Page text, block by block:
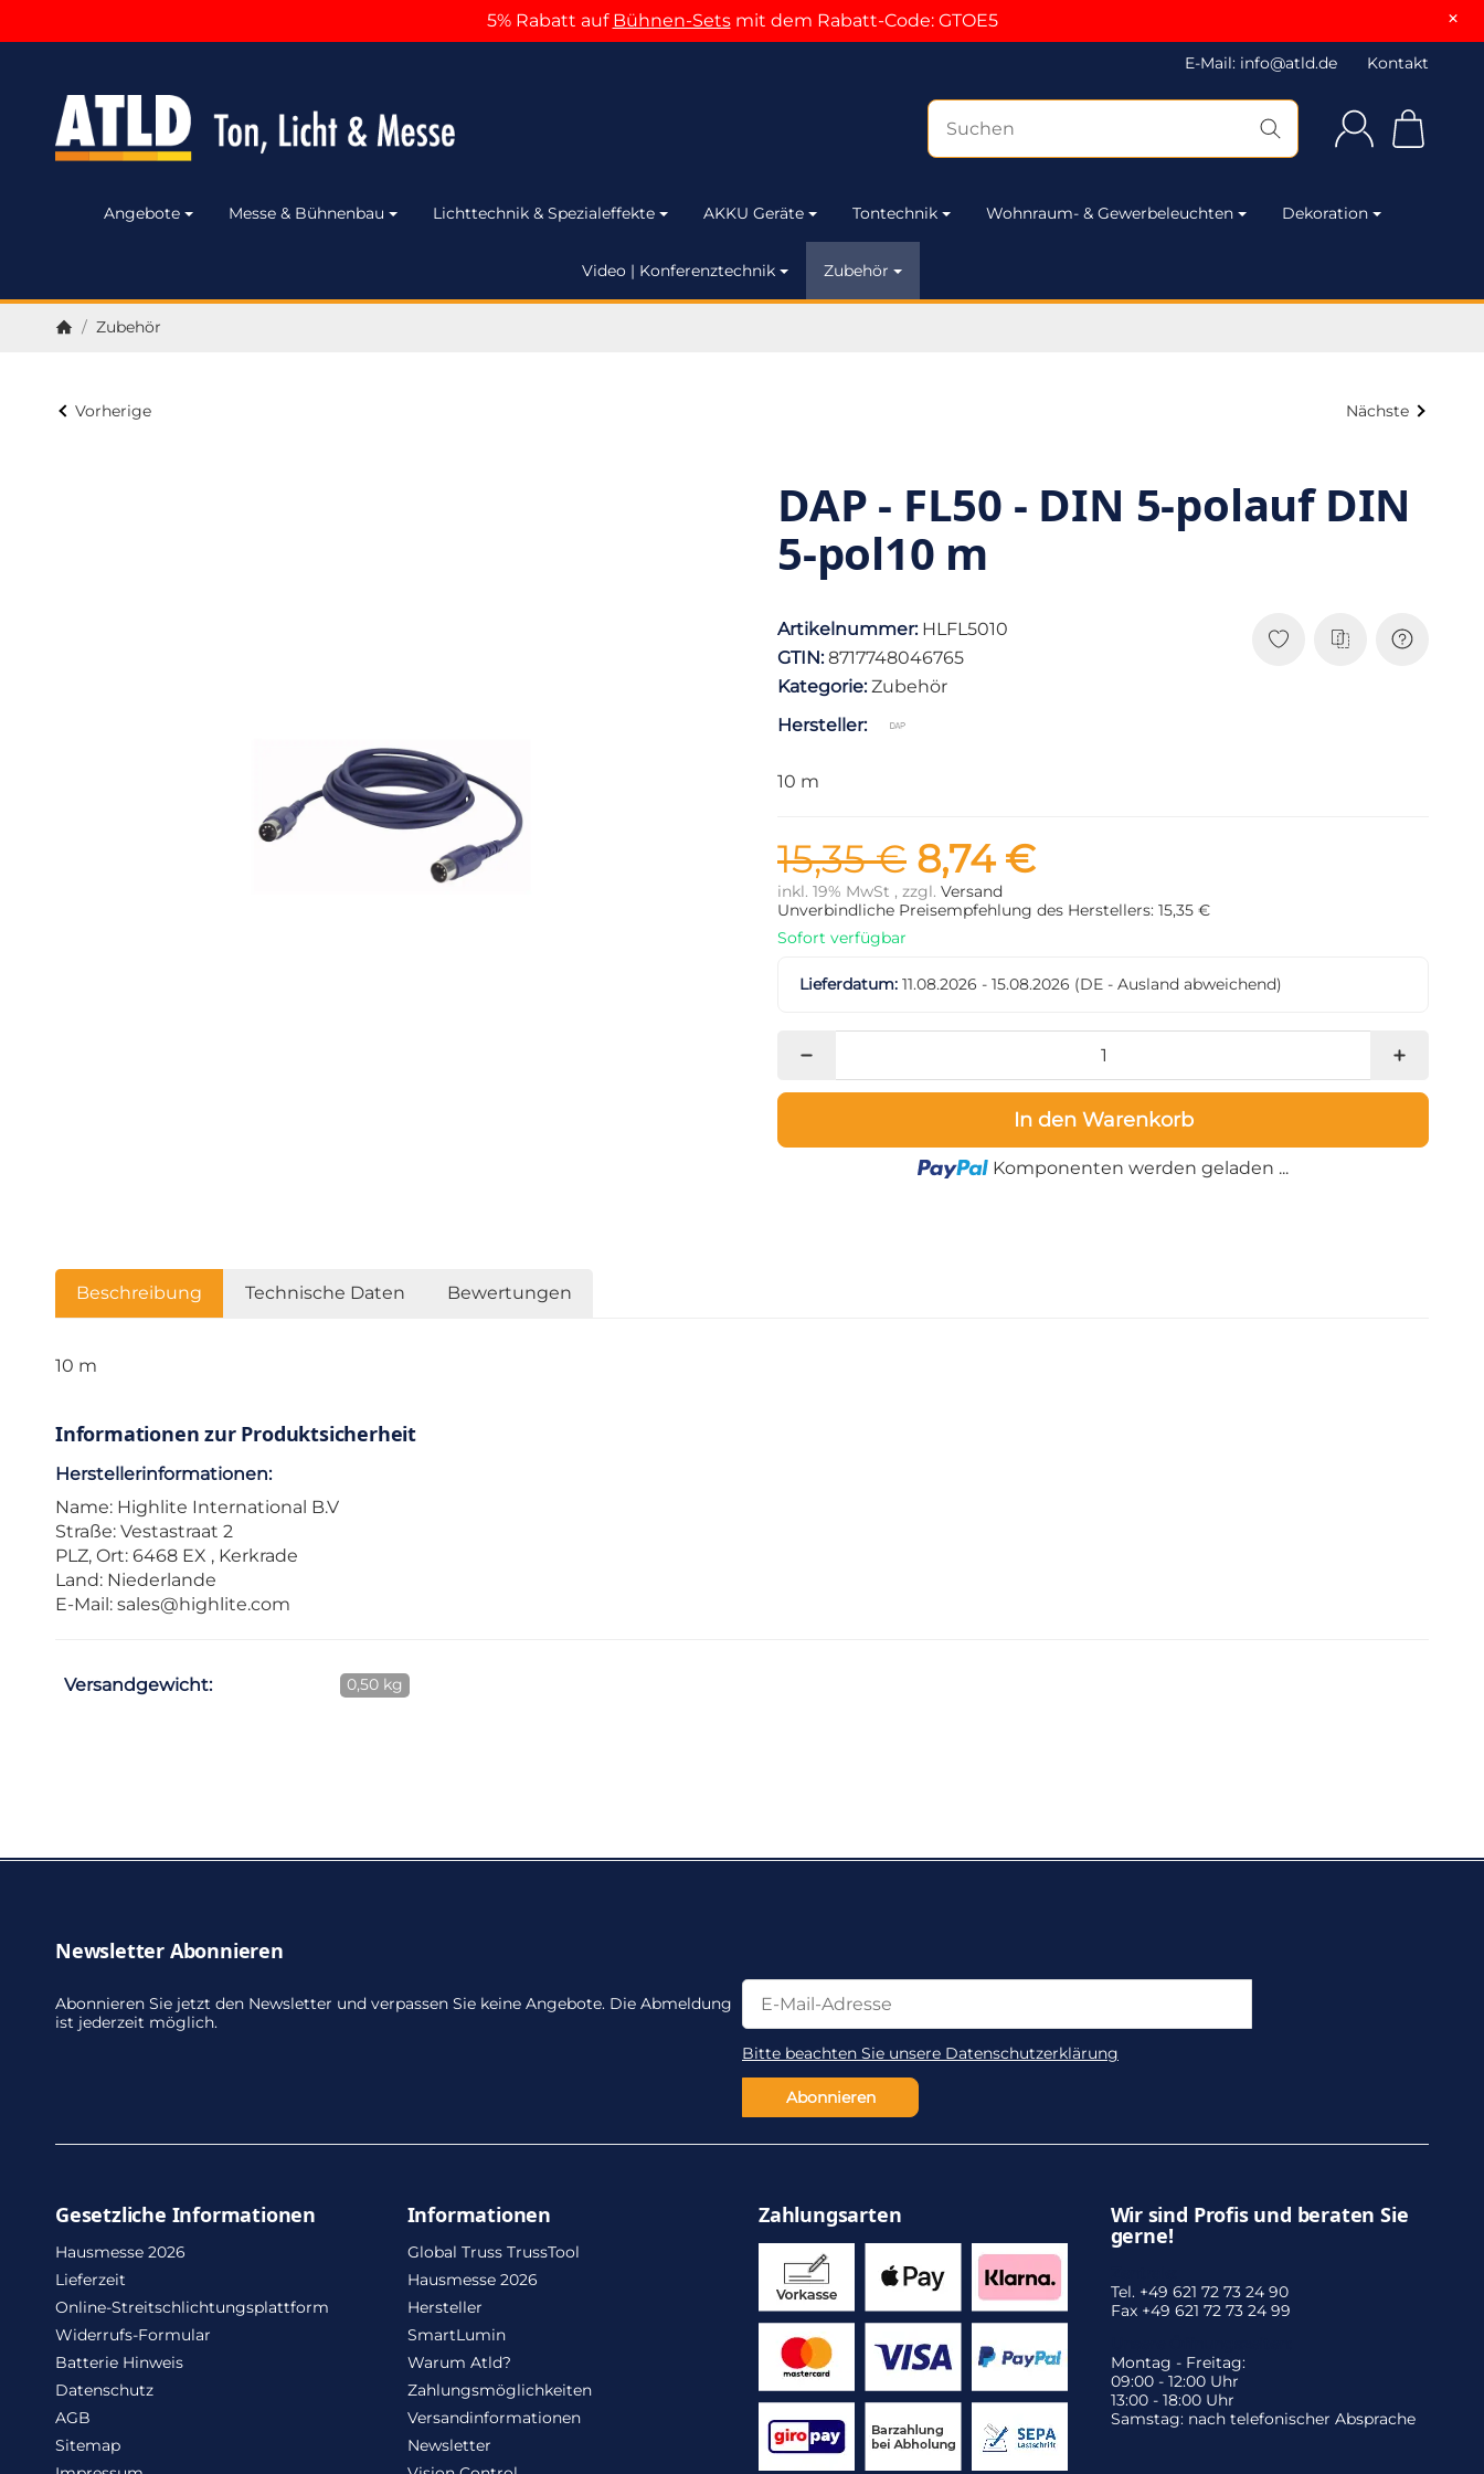
5% Rabatt auf Bühnen-Setsmit dem Rabatt-Code: GTOE5 ×
E-Mail: info@atld.de Kontakt
Angebote Messe & Bühnenbau Lichttechnik & Spezialeffekte AKKU Geräte Tontechnik Wohnraum- & Gewerbeleuchten Dekoration
Video | Konferenztechnik Zubehör
/ Zubehör
Vorherige Nächste
DAP - FL50 - DIN 5-polauf DIN
5-pol10 m
Artikelnummer: HLFL5010
GTIN:8717748046765
Kategorie:Zubehör
Hersteller:
10 m
15,35 € 8,74 €
inkl. 19% MwSt , zzgl. Versand
Unverbindliche Preisempfehlung des Herstellers: 15,35 €
Sofort verfügbar
Lieferdatum: 11.08.2026 - 15.08.2026 (DE - Ausland abweichend)
In den Warenkorb
Loading...
Komponenten werden geladen ...
Beschreibung Technische Daten Bewertungen
10 m
Informationen zur Produktsicherheit
Herstellerinformationen:
Name: Highlite International B.V
Straße: Vestastraat 2
PLZ, Ort: 6468 EX , Kerkrade
Land: Niederlande
E-Mail: sales@highlite.com
Versandgewicht: 0,50 kg
Gesetzliche Informationen
Hausmesse 2026
Lieferzeit
Online-Streitschlichtungsplattform
Widerrufs-Formular
Batterie Hinweis
Datenschutz
AGB
Sitemap
Informationen
Global Truss TrussTool
Hausmesse 2026
Hersteller
SmartLumin
Warum Atld?
Zahlungsmöglichkeiten
Versandinformationen
Newsletter
Zahlungsarten Wir sind Profis und beraten Sie
gerne!
Tel. +49 621 72 73 24 90
Fax +49 621 72 73 24 99
Montag - Freitag:
09:00 - 12:00 Uhr
13:00 - 18:00 Uhr
Samstag: nach telefonischer Absprache
Newsletter Abonnieren
Abonnieren Sie jetzt den Newsletter und verpassen Sie keine Angebote. Die Abmeldung
ist jederzeit möglich.
Newsletter Abonnieren
Newsletter Abonnieren
Bitte beachten Sie unsere Datenschutzerklärung
Abonnieren